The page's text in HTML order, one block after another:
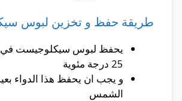
طريقة حفظ و تخزين لبوس
يحفظ لبوس سيكلوجيست في
25 درجة مئوية
و يجب ان يحفظ هذا الدواء
الشمس